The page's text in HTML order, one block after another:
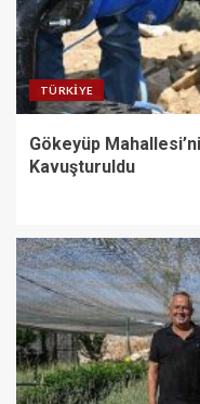
TÜRKIYE
Gökeyüp
Kavuşturuldu